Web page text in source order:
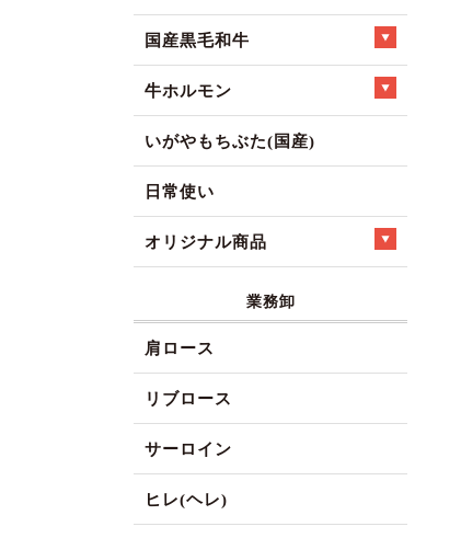
国産黒毛和牛
牛ホルモン
いがやもちぶた(国産)
日常使い
オリジナル商品
業務卸
肩ロース
リブロース
サーロイン
ヒレ(ヘレ)